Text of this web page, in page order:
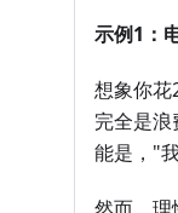
示例1：
想象你
完全是
能是，"